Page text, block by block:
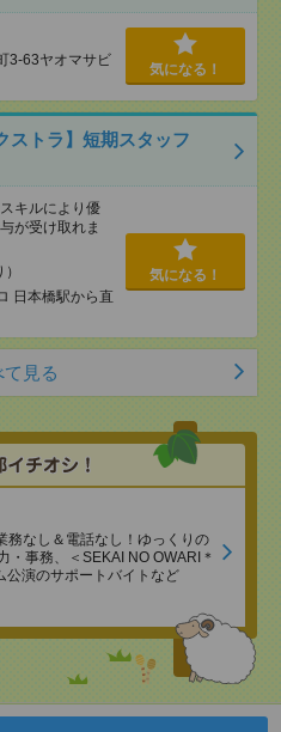
3-63ヤオマサビ
気になる！
ストラ】短期スタッフ
キルにより優
が受け取れま
日本橋駅から直
気になる！
て見る
務なし＆電話なし！ゆっくりの
・事務、＜SEKAI NO OWARI＊
公演のサポートバイトなど